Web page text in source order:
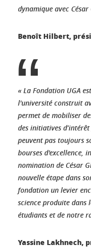
dynamique avec César
Benoît Hilbert,
« La Fondation UGA
l'université construit
permet de mobiliser
des initiatives
peuvent pas toujours
bourses d'excellence,
nomination de César
nouvelle étape dans
fondation un levier
science produite dans
étudiants et de notre
Yassine Lakhnech,